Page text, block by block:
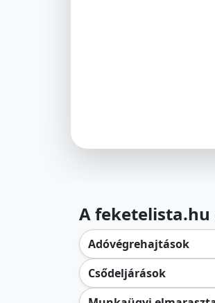
A
Adóvégrehajtások
Csődeljárások